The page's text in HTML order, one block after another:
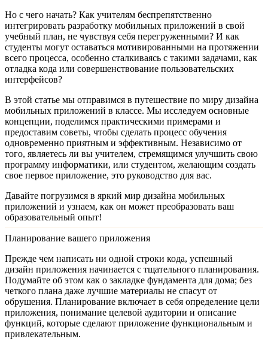
Но с чего начать? Как учителям беспрепятственно
интегрировать разработку мобильных приложений в свой
учебный план, не чувствуя себя перегруженными? И как
студенты могут оставаться мотивированными на протяжении
всего процесса, особенно сталкиваясь с такими задачами, как
отладка кода или совершенствование пользовательских
интерфейсов?
В этой статье мы отправимся в путешествие по миру дизайна
мобильных приложений в классе. Мы исследуем основные
концепции, поделимся практическими примерами и
предоставим советы, чтобы сделать процесс обучения
одновременно приятным и эффективным. Независимо от
того, являетесь ли вы учителем, стремящимся улучшить свою
программу информатики, или студентом, желающим создать
свое первое приложение, это руководство для вас.
Давайте погрузимся в яркий мир дизайна мобильных
приложений и узнаем, как он может преобразовать ваш
образовательный опыт!
Планирование вашего приложения
Прежде чем написать ни одной строки кода, успешный
дизайн приложения начинается с тщательного планирования.
Подумайте об этом как о закладке фундамента для дома; без
четкого плана даже лучшие материалы не спасут от
обрушения. Планирование включает в себя определение цели
приложения, понимание целевой аудитории и описание
функций, которые сделают приложение функциональным и
привлекательным.